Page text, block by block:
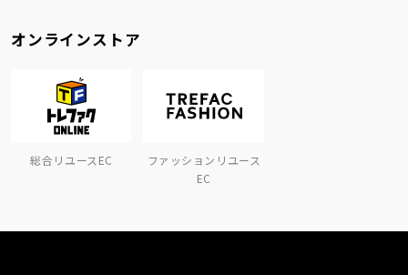
オンラインストア
総合リユースEC
ファッションリユース
EC